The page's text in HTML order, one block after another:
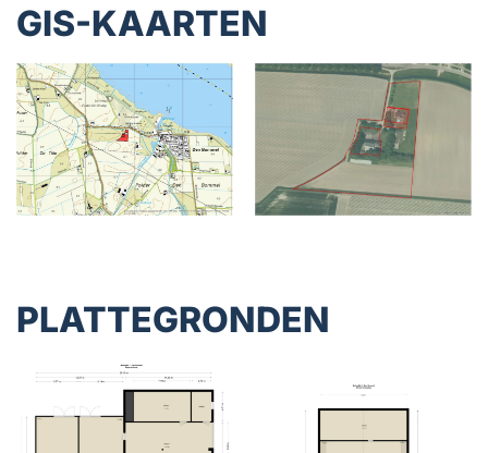
GIS-KAARTEN
PLATTEGRONDEN